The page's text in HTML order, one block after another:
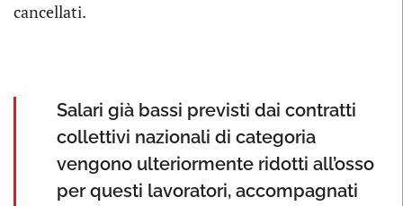
cancellati.
Salari già bassi previsti dai contratti
collettivi nazionali di categoria
vengono ulteriormente ridotti all’osso
per questi lavoratori, accompagnati